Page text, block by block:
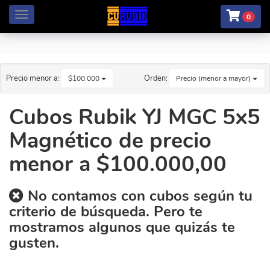
Menú 0
Precio menor a: $100.000 Orden: Precio (menor a mayor)
Cubos Rubik YJ MGC 5x5
Magnético de precio
menor a $100.000,00
No contamos con cubos según tu
criterio de búsqueda. Pero te
mostramos algunos que quizás te
gusten.